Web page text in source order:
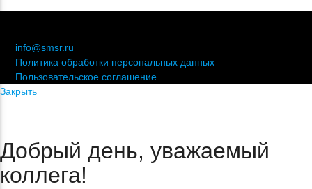
info@smsr.ru
Политика обработки персональных данных
Пользовательское соглашение
Закрыть
Добрый день, уважаемый
коллега!